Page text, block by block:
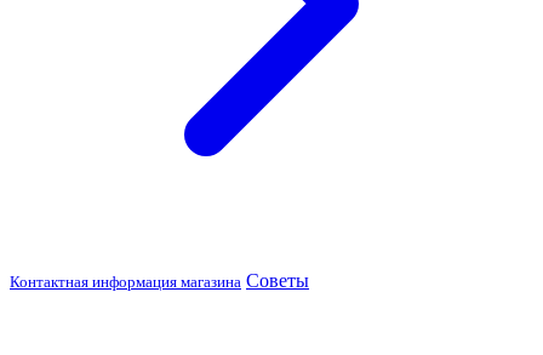
Контактная информация магазина Советы